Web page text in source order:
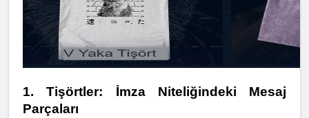
1. Tişörtler: İmza Niteliğindeki Mesaj
Parçaları